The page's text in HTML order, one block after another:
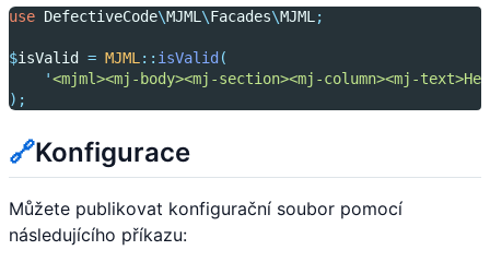
use DefectiveCode\MJML \Facades\MJML ;
$isValid = MJML :: isValid (
'<mjml><mj-body><mj-section><mj-column><mj-
);
🔗Konfigurace
Můžete publikovat konfigurační soubor pomocí
následujícího příkazu: